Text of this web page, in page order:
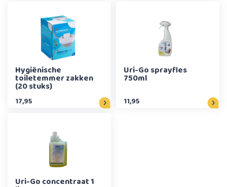
Hygiënische
toiletemmer zakken
(20 stuks)
17,95
Uri-Go sprayfles
750ml
11,95
Uri-Go concentraat 1